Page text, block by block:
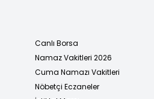
Canlı Borsa
Namaz Vakitleri 2026
Cuma Namazı Vakitleri
Nöbetçi Eczaneler